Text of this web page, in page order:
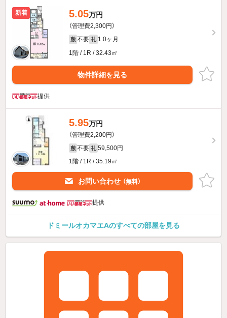
新着 5.05万円
（管理費2,300円）
敷 不要 礼 1.0ヶ月
1階 / 1R / 32.43㎡
物件詳細を見る
提供
5.95万円
（管理費2,200円）
敷 不要 礼 59,500円
1階 / 1R / 35.19㎡
お問い合わせ （無料）
提供
ドミールオカマエAのすべての部屋を見る